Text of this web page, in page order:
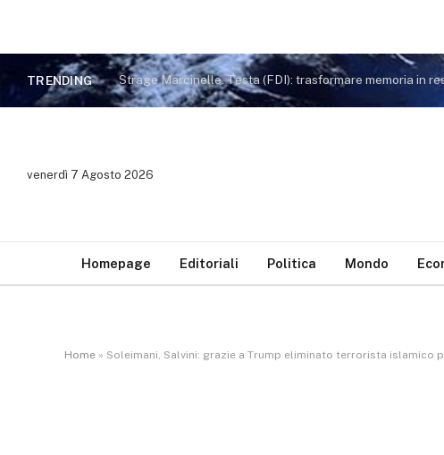
TRENDING
venerdì 7 Agosto 2026
Homepage Editoriali Politica Mondo
Home » Soleimani, Salvini: grazie a Trump eliminato terrorista islamico